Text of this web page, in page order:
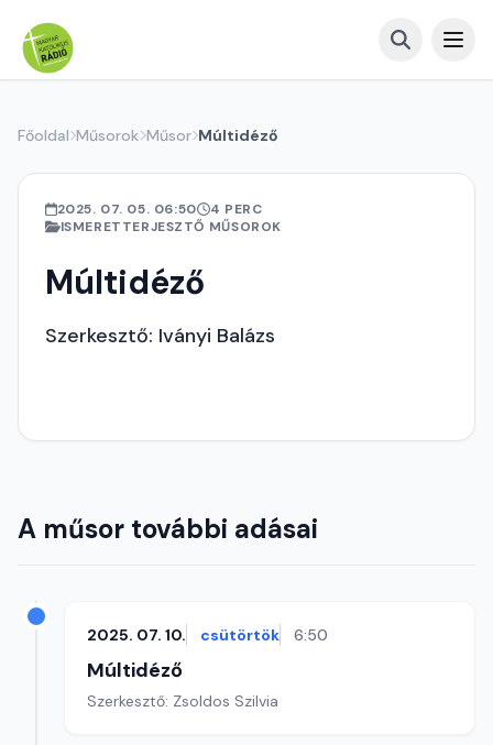
Főoldal Műsorok Műsor Múltidéző
2025. 07. 05. 06:50
4 PERC
ISMERETTERJESZTŐ MŰSOROK
Múltidéző
Szerkesztő: Iványi Balázs
A műsor további adásai
2025. 07. 10. csütörtök 6:50
Múltidéző
Szerkesztő: Zsoldos Szilvia